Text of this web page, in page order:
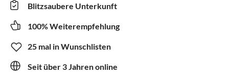
Blitzsaubere Unterkunft
100% Weiterempfehlung
25 mal in Wunschlisten
Seit über 3 Jahren online